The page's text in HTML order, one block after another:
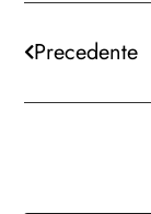
Precedente